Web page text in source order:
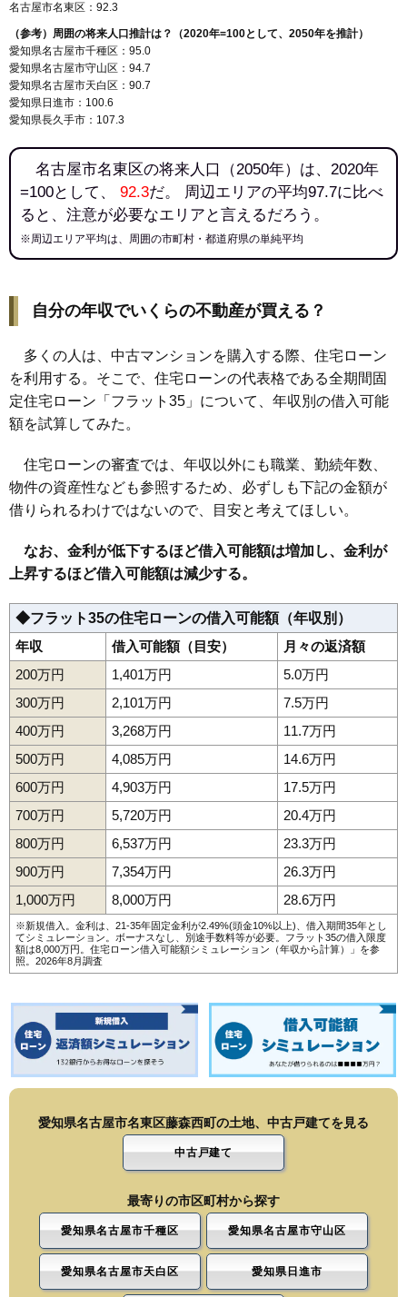
名古屋市名東区：92.3
（参考）周囲の将来人口推計は？（2020年=100として、2050年を推計）
愛知県名古屋市千種区：95.0
愛知県名古屋市守山区：94.7
愛知県名古屋市天白区：90.7
愛知県日進市：100.6
愛知県長久手市：107.3
名古屋市名東区の将来人口（2050年）は、2020年
=100として、 92.3だ。 周辺エリアの平均97.7に比べ
ると、注意が必要なエリアと言えるだろう。
※周辺エリア平均は、周囲の市町村・都道府県の単純平均
自分の年収でいくらの不動産が買える？
多くの人は、中古マンションを購入する際、住宅ローン
を利用する。そこで、住宅ローンの代表格である全期間固
定住宅ローン「フラット35」について、年収別の借入可能
額を試算してみた。
住宅ローンの審査では、年収以外にも職業、勤続年数、
物件の資産性なども参照するため、必ずしも下記の金額が
借りられるわけではないので、目安と考えてほしい。
なお、金利が低下するほど借入可能額は増加し、金利が
上昇するほど借入可能額は減少する。
◆フラット35の住宅ローンの借入可能額（年収別）
年収
借入可能額（目安）
月々の返済額
200万円
1,401万円
5.0万円
300万円
2,101万円
7.5万円
400万円
3,268万円
11.7万円
500万円
4,085万円
14.6万円
600万円
4,903万円
17.5万円
700万円
5,720万円
20.4万円
800万円
6,537万円
23.3万円
900万円
7,354万円
26.3万円
1,000万円
8,000万円 28.6万円
※新規借入。金利は、21-35年固定金利が2.49%(頭金10%以上)、借入期間35年とし
てシミュレーション。ボーナスなし、別途手数料等が必要。フラット35の借入限度
額は8,000万円。 住宅ローン借入可能額シミュレーション（年収から計算）
」を参
照。2026年8月調査
愛知県名古屋市名東区藤森西町の土地、中古戸建てを見る
中古戸建て
最寄りの市区町村から探す
愛知県名古屋市千種区 愛知県名古屋市守山区
愛知県名古屋市天白区 愛知県日進市